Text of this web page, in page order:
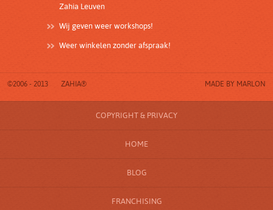
Zahia Leuven
Wij geven weer workshops!
Weer winkelen zonder afspraak!
©2006 - 2013 ZAHIA® MADE BY MARLON
COPYRIGHT & PRIVACY
HOME
BLOG
FRANCHISING